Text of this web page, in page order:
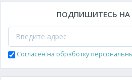
ПОДПИШИТЕСЬ
Согласен на обработку